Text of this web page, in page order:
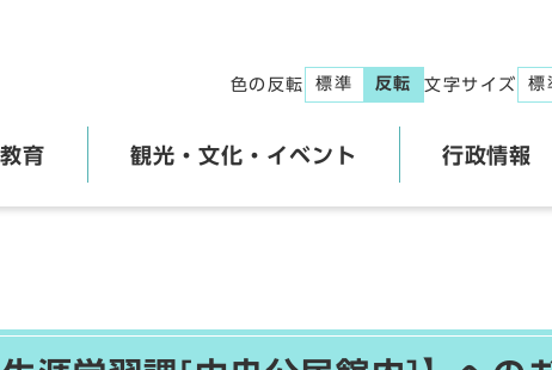
色の反転 標準 反転 文字サイズ 標
育 観光・文化・イベント 行政情報